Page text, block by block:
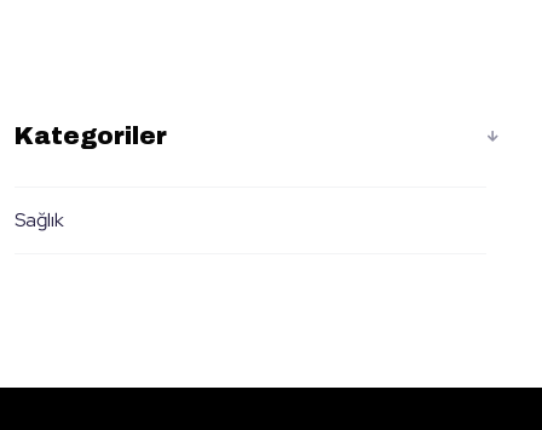
Kategoriler
Sağlık